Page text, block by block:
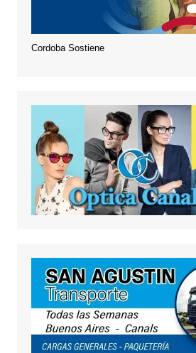
Cordoba Sostiene